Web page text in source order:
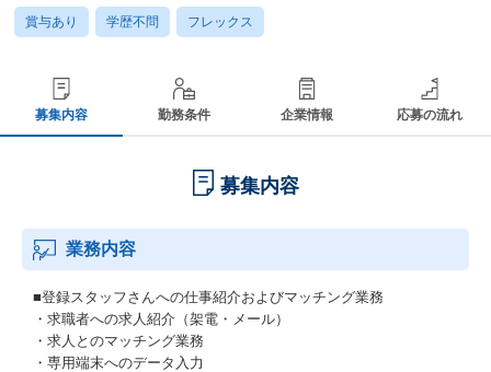
賞与あり 学歴不問 フレックス
募集内容 勤務条件 企業情報 応募の流れ
募集内容
業務内容
■登録スタッフさんへの仕事紹介およびマッチング業務
・求職者への求人紹介（架電・メール）
・求人とのマッチング業務
・専用端末へのデータ入力